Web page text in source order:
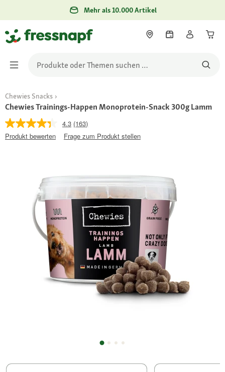
Mehr als 10.000 Artikel
Chewies Snacks
Chewies Trainings-Happen Monoprotein-Snack 300g Lamm
4.3 (163)
Produkt bewerten
Frage zum Produkt stellen